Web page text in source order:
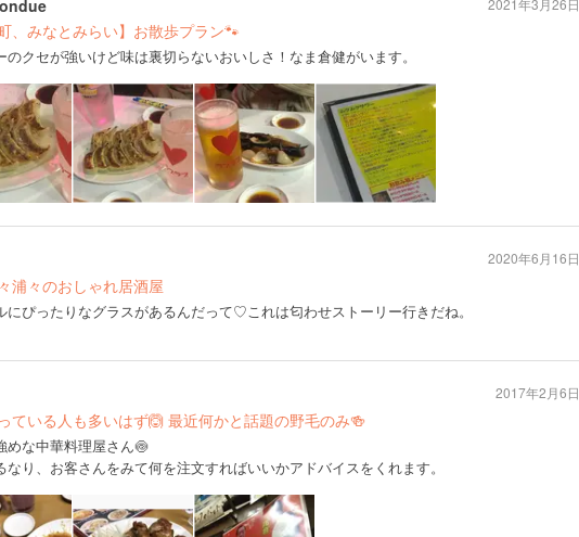
、みなとみらい】お散歩プラン🐾
のクセが強いけど味は裏切らないおいしさ！なま倉健がいます。
2021年3月26日
浦々のおしゃれ居酒屋
にぴったりなグラスがあるんだって♡これは匂わせストーリー行きだね。
2020年6月16日
ている人も多いはず🙆 最近何かと話題の野毛のみ🍻
めな中華料理屋さん🍥
なり、お客さんをみて何を注文すればいいかアドバイスをくれます。
2017年2月6日